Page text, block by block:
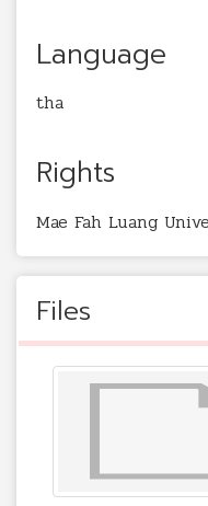
Language
tha
Rights
Mae Fah Luang
Files